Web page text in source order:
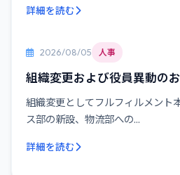
詳細を読む
2026/08/05 人事
組織変更および役員異動の
組織変更としてフルフィルメント
ス部の新設、物流部への...
詳細を読む